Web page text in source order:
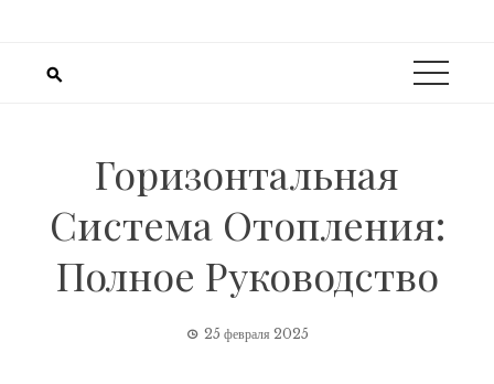
Горизонтальная
Система Отопления:
Полное Руководство
25 февраля 2025